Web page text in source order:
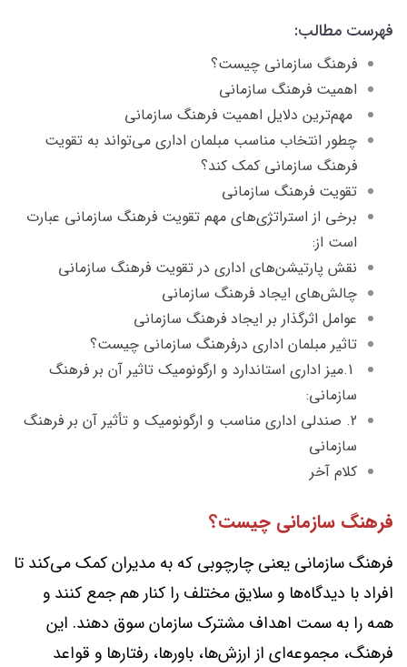
فهرست مطالب:
فرهنگ سازمانی چیست؟
اهمیت فرهنگ سازمانی
مهم‌ترین دلایل اهمیت فرهنگ سازمانی
چطور انتخاب مناسب مبلمان اداری می‌تواند به تقویت
فرهنگ سازمانی کمک کند؟
تقویت فرهنگ سازمانی
برخی از استراتژی‌های مهم تقویت فرهنگ سازمانی عبارت
است از:
نقش پارتیشن‌های اداری در تقویت فرهنگ سازمانی
چالش‌های ایجاد فرهنگ سازمانی
عوامل اثرگذار بر ایجاد فرهنگ سازمانی
تاثیر مبلمان اداری درفرهنگ سازمانی چیست؟
1.میز اداری استاندارد و ارگونومیک تاثیر آن بر فرهنگ
سازمانی:
2. صندلی اداری مناسب و ارگونومیک و تأثیر آن بر فرهنگ
سازمانی
کلام آخر
فرهنگ سازمانی چیست؟
فرهنگ سازمانی یعنی چارچوبی که به مدیران کمک می‌کند تا
افراد با دیدگاه‌ها و سلایق مختلف را کنار هم جمع کنند و
همه را به سمت اهداف مشترک سازمان سوق دهند. این
فرهنگ، مجموعه‌ای از ارزش‌ها، باورها، رفتارها و قواعد